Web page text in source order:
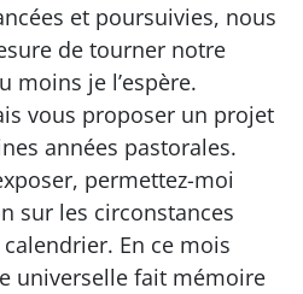
et poursuivies, nous
de tourner notre
moins je l’espère.
vous proposer un projet
années pastorales.
permettez-moi
sur les circonstances
En ce mois
universelle fait mémoire